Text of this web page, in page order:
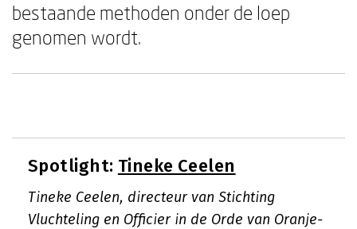
bestaande methoden onder de loep
genomen wordt.
Spotlight: Tineke Ceelen
Tineke Ceelen, directeur van Stichting
Vluchteling en Officier in de Orde van Oranje-